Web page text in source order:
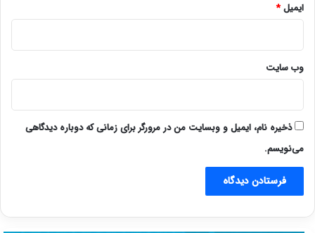
ایمیل*
وب‌ سایت
ذخیره نام، ایمیل و وبسایت من در مرورگر برای زمانی که دوباره دیدگاهی
می‌نویسم.